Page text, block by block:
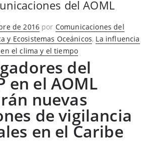
del AOML
de 2016 por Comunicaciones del
y Ecosistemas Oceánicos, La influencia
el clima y el tiempo
del
en el AOML
nuevas
de vigilancia
en el Caribe